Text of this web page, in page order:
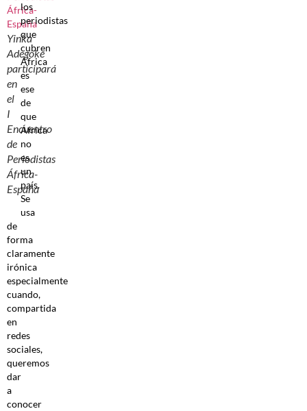
Yinka
Adegoke
participará
en
el
I
Encuentro
de
Periodistas
África-
España
los
periodistas
que
cubren
África
es
ese
de
que
África
no
es
un
país.
Se
usa
de
forma
claramente
irónica
especialmente
cuando,
compartida
en
redes
sociales,
queremos
dar
a
conocer